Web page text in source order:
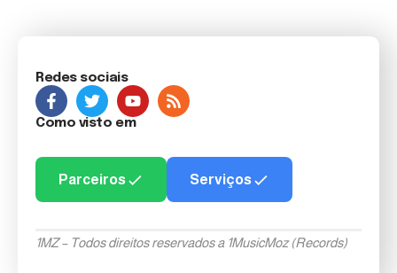
Redes sociais
Como visto em
Parceiros Serviços
1MZ – Todos direitos reservados a 1MusicMoz (Records)